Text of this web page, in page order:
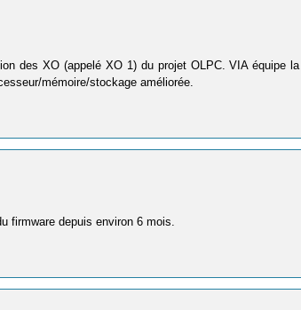
des XO (appelé XO 1) du projet OLPC. VIA équipe la
mémoire/stockage améliorée.
firmware depuis environ 6 mois.